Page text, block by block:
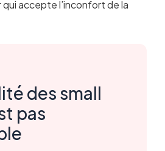
accepte l’inconfort de la
des small
pas